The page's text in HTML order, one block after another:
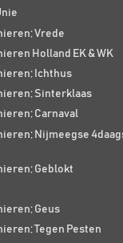
Vrede
Holland EK & WK
Ichthus
Sinterklaas
Carnaval
Nijmeegse
Geblokt
Geus
Tegen Pesten